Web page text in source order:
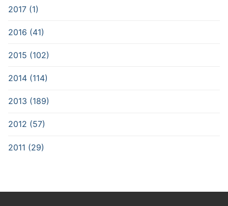
2017 (1)
2016 (41)
2015 (102)
2014 (114)
2013 (189)
2012 (57)
2011 (29)